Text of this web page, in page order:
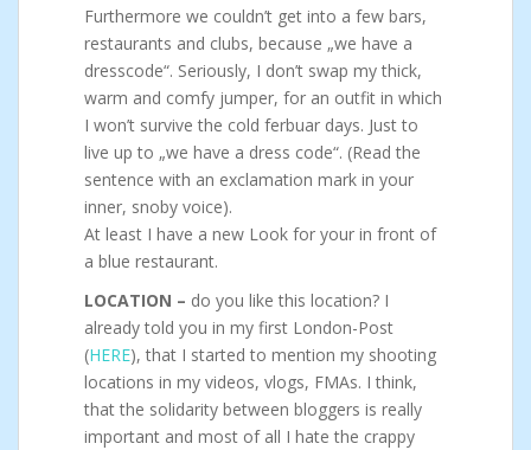
Furthermore we couldn’t get into a few bars,
restaurants and clubs, because „we have a
dresscode“. Seriously, I don’t swap my thick,
warm and comfy jumper, for an outfit in which
I won’t survive the cold ferbuar days. Just to
live up to „we have a dress code“. (Read the
sentence with an exclamation mark in your
inner, snoby voice).
At least I have a new Look for your in front of
a blue restaurant.
LOCATION – do you like this location? I
already told you in my first London-Post
(HERE), that I started to mention my shooting
locations in my videos, vlogs, FMAs. I think,
that the solidarity between bloggers is really
important and most of all I hate the crappy